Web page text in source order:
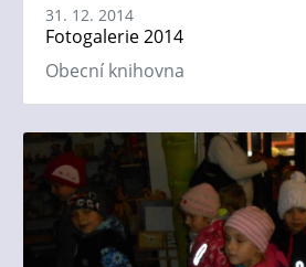
31. 12. 2014
Fotogalerie 2014
Obecní knihovna